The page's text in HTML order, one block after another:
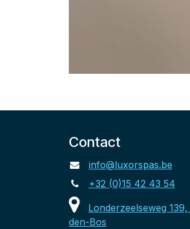
Contact
info@luxorspas.be
+32 (0)15 42 43 54
Londerzeelseweg
den-Bos